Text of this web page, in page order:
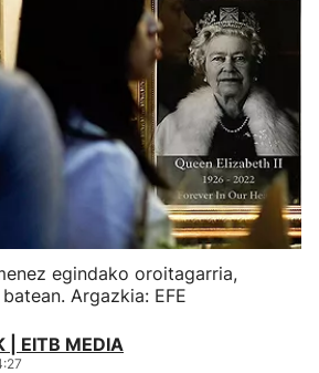
egindako oroitagarria,
Argazkia: EFE
| EITB MEDIA